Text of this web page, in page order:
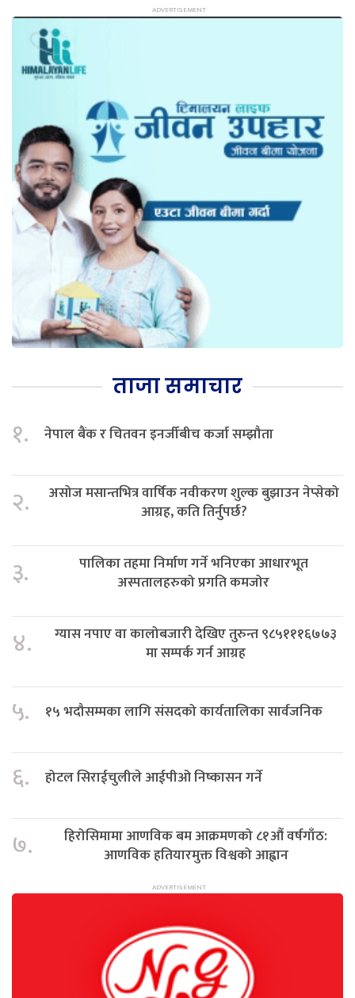
ताजा समाचार
१. नेपाल बैंक र चितवन इनर्जीबीच कर्जा सम्झौता
२.
असोज मसान्तभित्र वार्षिक नवीकरण शुल्क बुझाउन नेप्सेको
आग्रह, कति तिर्नुपर्छ?
३.
पालिका तहमा निर्माण गर्ने भनिएका आधारभूत
अस्पतालहरुको प्रगति कमजोर
४.
ग्यास नपाए वा कालोबजारी देखिए तुरुन्त ९८५१११६७७३
मा सम्पर्क गर्न आग्रह
५. १५ भदौसम्मका लागि संसदको कार्यतालिका सार्वजनिक
६. होटल सिराईचुलीले आईपीओ निष्कासन गर्ने
७.
हिरोसिमामा आणविक बम आक्रमणको ८१औं वर्षगाँठ:
आणविक हतियारमुक्त विश्वको आह्वान